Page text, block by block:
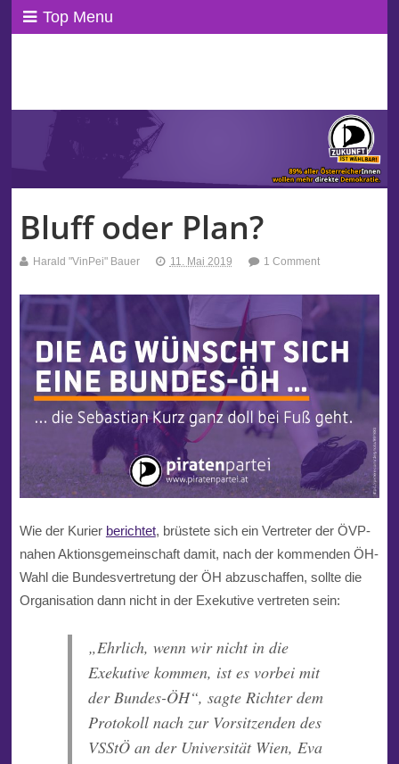
Top Menu
Bluff oder Plan?
Harald "VinPei" Bauer 11. Mai 2019 1 Comment
Wie der Kurier berichtet, brüstete sich ein Vertreter der ÖVP-
nahenAktionsgemeinschaftdamit, nach der kommenden ÖH-
Wahl die Bundesvertretung der ÖH abzuschaffen, sollte die
Organisation dann nicht in der Exekutive vertreten sein:
„Ehrlich, wenn wir nicht in die
Exekutive kommen, ist es vorbei mit
der Bundes-ÖH“, sagte Richter dem
Protokoll nach zur Vorsitzenden des
VSStÖan der Universität Wien, Eva